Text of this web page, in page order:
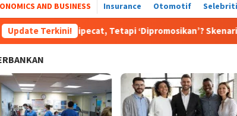
AND BUSINESS Insurance Otomotif Selebriti
Update Terkini!
Tetapi ‘Dipromosikan’? Skenario Soft Landing